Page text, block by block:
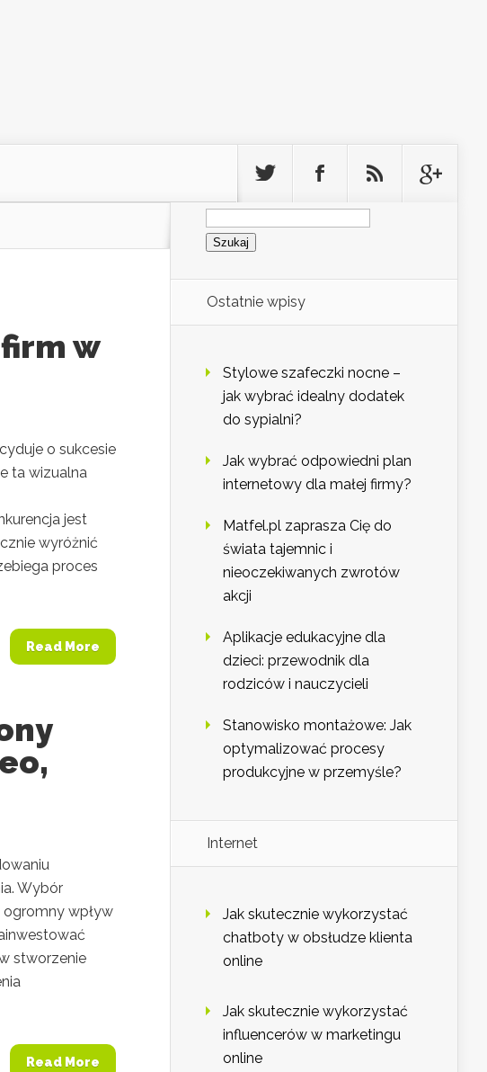
w
o sukcesie
ta wizualna
jest
wyróżnić
proces
Read More
Wybór
wpływ
stworzenie
Read More
Szukaj:
Ostatnie wpisy
Stylowe szafeczki nocne –
jak wybrać idealny dodatek
do sypialni?
Jak wybrać odpowiedni plan
internetowy dla małej firmy?
Matfel.pl zaprasza Cię do
świata tajemnic i
nieoczekiwanych zwrotów
akcji
Aplikacje edukacyjne dla
dzieci: przewodnik dla
rodziców i nauczycieli
Stanowisko montażowe: Jak
optymalizować procesy
produkcyjne w przemyśle?
Internet
Jak skutecznie wykorzystać
chatboty w obsłudze klienta
online
Jak skutecznie wykorzystać
influencerów w marketingu
online